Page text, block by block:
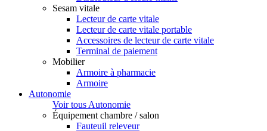
Sesam vitale
Lecteur de carte vitale
Lecteur de carte vitale portable
Accessoires de lecteur de carte vitale
Terminal de paiement
Mobilier
Armoire à pharmacie
Armoire
Autonomie
Voir tous Autonomie
Équipement chambre / salon
Fauteuil releveur